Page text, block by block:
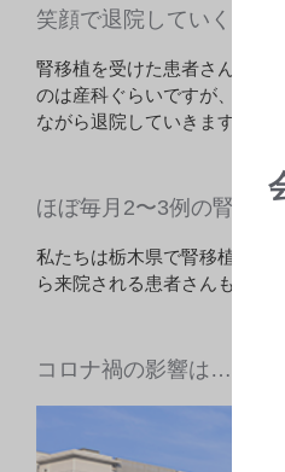
笑顔で退院していく“ひと
腎移植を受けた患者さんは、
のは産科ぐらいですが、実は
ながら退院していきます。そ
ほぼ毎月2〜3例の腎移植
私たちは栃木県で腎移植を実
ら来院される患者さんもたく
コロナ禍の影響は……